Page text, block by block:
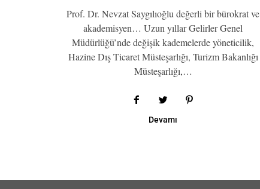
Prof. Dr. Nevzat Saygılıoğlu değerli bir bürokrat ve
akademisyen… Uzun yıllar Gelirler Genel
Müdürlüğü’nde değişik kademelerde yöneticilik,
Hazine Dış Ticaret Müsteşarlığı, Turizm Bakanlığı
Müsteşarlığı,…
Devamı